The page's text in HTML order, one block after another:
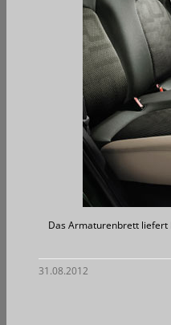
Das Armaturenbrett liefert
31.08.2012